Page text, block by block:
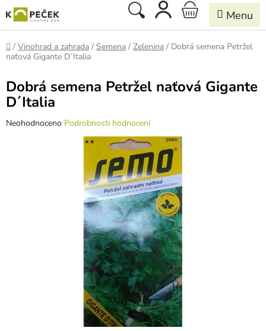
na
obsah
Hledat
NÁKUPNÍ
KOŠÍK
Domů
/ Vinohrad a zahrada / Semena / Zelenina / Dobrá semena Petržel
naťová Gigante D´Italia
Dobrá semena Petržel naťová Gigante
D´Italia
Průměrné
Neohodnoceno Podrobnosti hodnocení